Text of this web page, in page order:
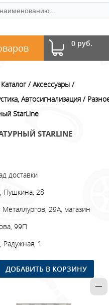
0 руб.
Каталог
Аксессуары
Автосигнализация
StarLine
STARLINE
доставки
Пушкина, 28
Металлургов, 29А, магазин
99П
Радужная, 1
ДОБАВИТЬ В КОРЗИНУ